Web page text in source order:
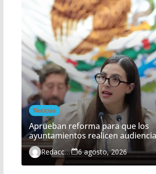
Noticias
Aprueban reforma para que los
ayuntamientos realicen
ciudadanas de manera obligatoria
Redacción 6 agosto, 2026